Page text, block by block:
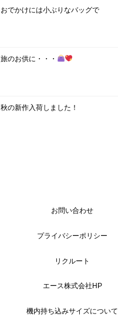
おでかけには小ぶりなバッグで
旅のお供に・・・
秋の新作入荷しました！
お問い合わせ
プライバシーポリシー
リクルート
エース株式会社HP
機内持ち込みサイズについて